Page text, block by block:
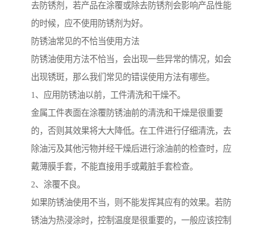
去防锈剂，若产品在涂覆或除去防锈剂会影响产品性能
的时候，应不使用防锈剂为好。
防锈油常见的不恰当使用方法
防锈油使用方法不恰当，会出现一些异常的情况，如会
出现锈斑，那么我们常见的错误使用方法有哪些。
1、应用防锈油以前，工件清洗和干燥不。
金属工件表面在涂覆防锈油前的清洗和干燥是很重要
的，否则其效果将大大降低。在工件进行仔细清洗，去
除油污及其他污物并经干燥后进行涂油前的检查时，应
戴薄膜手套，不能直接用手或戴脏手套检查。
2、涂覆不良。
如果防锈油使用不当，则不能发挥其应有的效果。若防
锈油为热浸涂时，控制温度是很重要的，一般应该控制